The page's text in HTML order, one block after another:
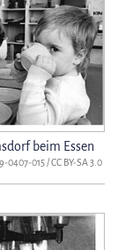
beim Essen
0407-015 /CC BY-SA 3.0